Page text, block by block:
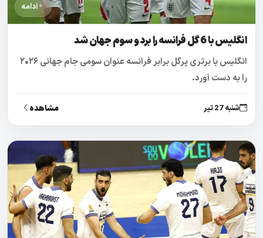
ادامه
انگلیس با 6 گل فرانسه را برد و سوم جهان شد
انگلیس با برتری پرگل برابر فرانسه عنوان سومی جام جهانی ۲۰۲۶
را به دست آورد.
شنبه 27 تیر مشاهده